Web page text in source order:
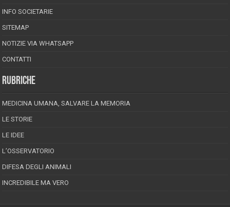
INFO SOCIETARIE
SITEMAP
NOTIZIE VIA WHATSAPP
CONTATTI
RUBRICHE
MEDICINA UMANA, SALVARE LA MEMORIA
LE STORIE
LE IDEE
L’OSSERVATORIO
DIFESA DEGLI ANIMALI
INCREDIBILE MA VERO